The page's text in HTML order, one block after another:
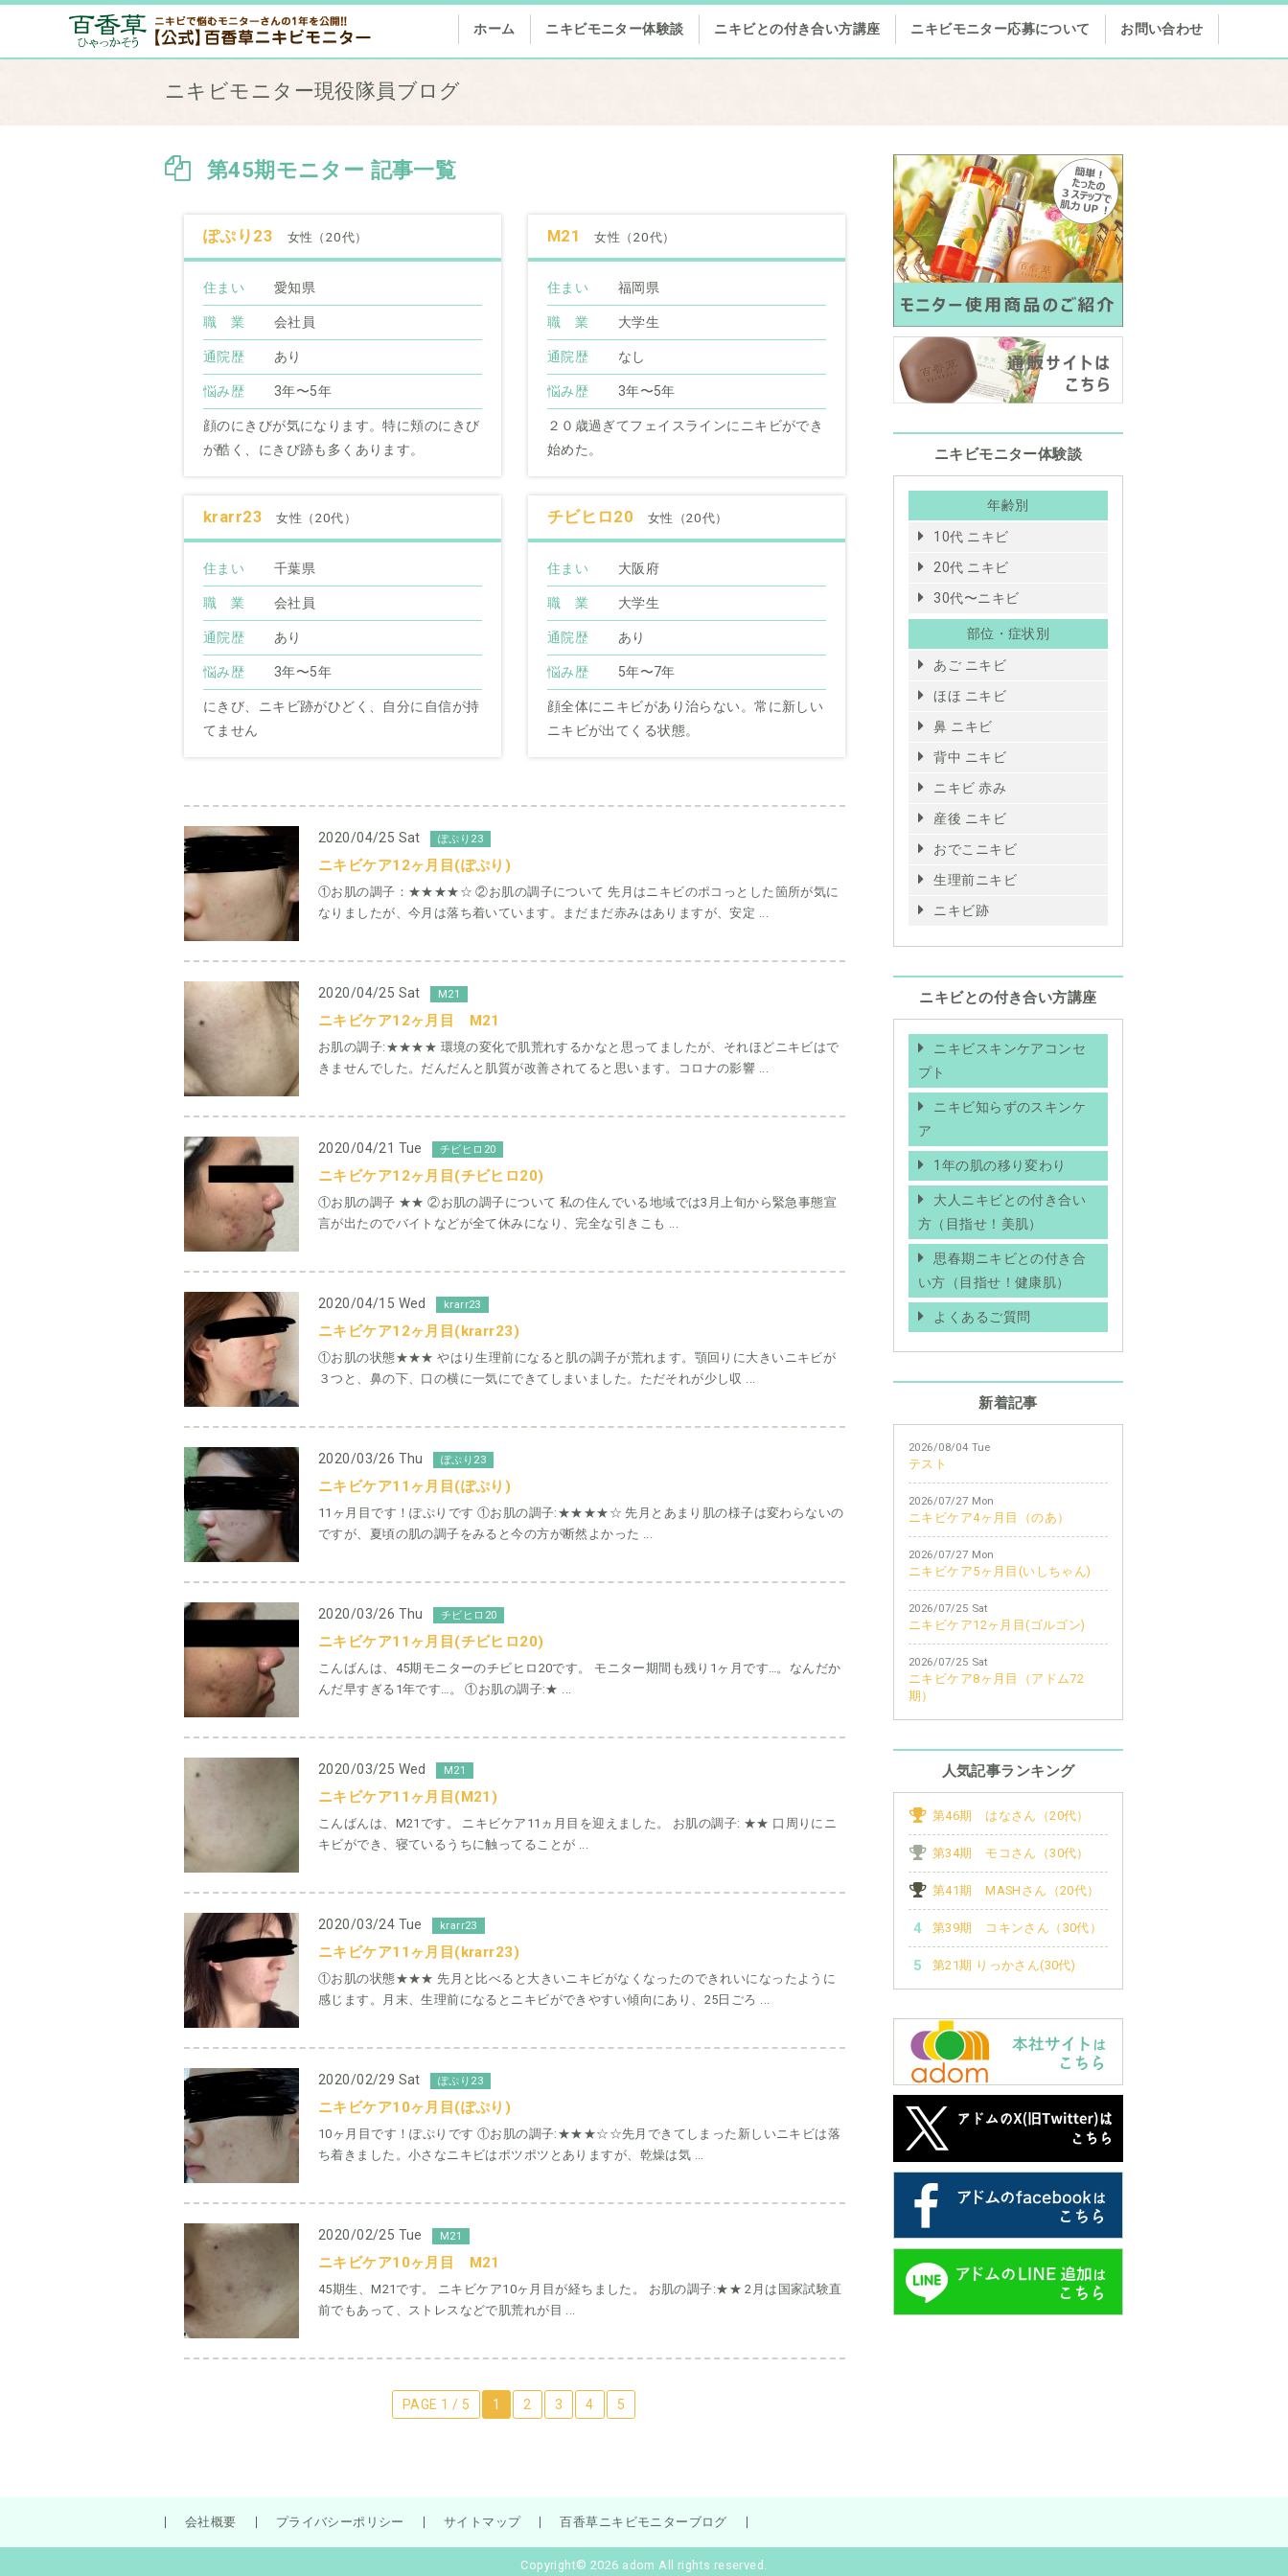
ホーム ニキビモニター体験談 ニキビとの付き合い方講座 ニキビモニター応募について お問い合わせ
ニキビモニター現役隊員ブログ
第45期モニター 記事一覧
ぽぷり23 女性（20代）
住まい 愛知県
職 業 会社員
通院歴 あり
悩み歴 3年〜5年
顔のにきびが気になります。特に頬のにきび
が酷く、にきび跡も多くあります。
M21 女性（20代）
住まい 福岡県
職 業 大学生
通院歴 なし
悩み歴 3年〜5年
２０歳過ぎてフェイスラインにニキビができ
始めた。
krarr23 女性（20代）
住まい 千葉県
職 業 会社員
通院歴 あり
悩み歴 3年〜5年
にきび、ニキビ跡がひどく、自分に自信が持
てません
チビヒロ20 女性（20代）
住まい 大阪府
職 業 大学生
通院歴 あり
悩み歴 5年〜7年
顔全体にニキビがあり治らない。常に新しい
ニキビが出てくる状態。
2020/04/25 Sat ぽぷり23
ニキビケア12ヶ月目(ぽぷり)
①お肌の調子：★★★★☆ ②お肌の調子について 先月はニキビのポコっとした箇所が気に
なりましたが、今月は落ち着いています。まだまだ赤みはありますが、安定 ...
2020/04/25 Sat M21
ニキビケア12ヶ月目 M21
お肌の調子:★★★★ 環境の変化で肌荒れするかなと思ってましたが、それほどニキビはで
きませんでした。だんだんと肌質が改善されてると思います。コロナの影響 ...
2020/04/21 Tue チビヒロ20
ニキビケア12ヶ月目(チビヒロ20)
①お肌の調子 ★★ ②お肌の調子について 私の住んでいる地域では3月上旬から緊急事態宣
言が出たのでバイトなどが全て休みになり、完全な引きこも ...
2020/04/15 Wed krarr23
ニキビケア12ヶ月目(krarr23)
①お肌の状態★★★ やはり生理前になると肌の調子が荒れます。顎回りに大きいニキビが
３つと、鼻の下、口の横に一気にできてしまいました。ただそれが少し収 ...
2020/03/26 Thu ぽぷり23
ニキビケア11ヶ月目(ぽぷり)
11ヶ月目です！ぽぷりです ①お肌の調子:★★★★☆ 先月とあまり肌の様子は変わらないの
ですが、夏頃の肌の調子をみると今の方が断然よかった ...
2020/03/26 Thu チビヒロ20
ニキビケア11ヶ月目(チビヒロ20)
こんばんは、45期モニターのチビヒロ20です。 モニター期間も残り1ヶ月です…。なんだか
んだ早すぎる1年です…。 ①お肌の調子:★ ...
2020/03/25 Wed M21
ニキビケア11ヶ月目(M21)
こんばんは、M21です。 ニキビケア11ヵ月目を迎えました。 お肌の調子: ★★ 口周りにニ
キビができ、寝ているうちに触ってることが ...
2020/03/24 Tue krarr23
ニキビケア11ヶ月目(krarr23)
①お肌の状態★★★ 先月と比べると大きいニキビがなくなったのできれいになったように
感じます。月末、生理前になるとニキビができやすい傾向にあり、25日ごろ ...
2020/02/29 Sat ぽぷり23
ニキビケア10ヶ月目(ぽぷり)
10ヶ月目です！ぽぷりです ①お肌の調子:★★★☆☆先月できてしまった新しいニキビは落
ち着きました。小さなニキビはポツポツとありますが、乾燥は気 ...
2020/02/25 Tue M21
ニキビケア10ヶ月目 M21
45期生、M21です。 ニキビケア10ヶ月目が経ちました。 お肌の調子:★★ 2月は国家試験直
前でもあって、ストレスなどで肌荒れが目 ...
PAGE 1 / 5 1 2 3 4 5
ニキビモニター体験談
年齢別
10代 ニキビ
20代 ニキビ
30代〜ニキビ
部位・症状別
あご ニキビ
ほほ ニキビ
鼻 ニキビ
背中 ニキビ
ニキビ 赤み
産後 ニキビ
おでこニキビ
生理前ニキビ
ニキビ跡
ニキビとの付き合い方講座
ニキビスキンケアコンセ
プト
ニキビ知らずのスキンケ
ア
1年の肌の移り変わり
大人ニキビとの付き合い
方（目指せ！美肌）
思春期ニキビとの付き合
い方（目指せ！健康肌）
よくあるご質問
新着記事
2026/08/04 Tue
テスト
2026/07/27 Mon
ニキビケア4ヶ月目（のあ）
2026/07/27 Mon
ニキビケア5ヶ月目(いしちゃん)
2026/07/25 Sat
ニキビケア12ヶ月目(ゴルゴン)
2026/07/25 Sat
ニキビケア8ヶ月目（アドム72
期）
人気記事ランキング
第46期 はなさん（20代）
第34期 モコさん（30代）
第41期 MASHさん（20代）
第39期 コキンさん（30代）
第21期 りっかさん(30代)
会社概要 プライバシーポリシー サイトマップ 百香草ニキビモニターブログ
Copyright© 2026 adom All rights reserved.